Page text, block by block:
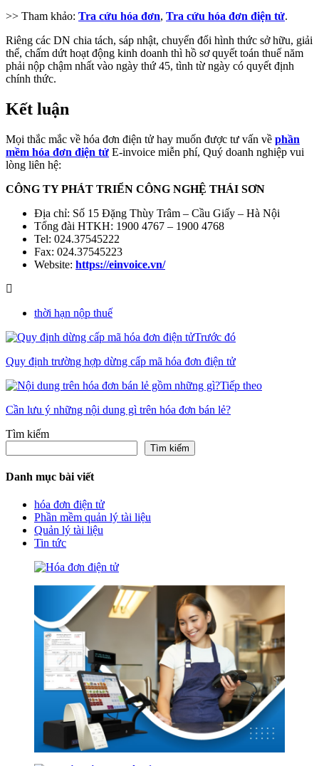
>> Tham khảo: Tra cứu hóa đơn, Tra cứu hóa đơn điện tử.
Riêng các DN chia tách, sáp nhật, chuyển đổi hình thức sở hữu, giải
thể, chấm dứt hoạt động kinh doanh thì hồ sơ quyết toán thuế năm
phải nộp chậm nhất vào ngày thứ 45, tình từ ngày có quyết định
chính thức.
Kết luận
Mọi thắc mắc về hóa đơn điện tử hay muốn được tư vấn về phần
mềm hóa đơn điện tử E-invoice miễn phí, Quý doanh nghiệp vui
lòng liên hệ:
CÔNG TY PHÁT TRIỂN CÔNG NGHỆ THÁI SƠN
Địa chỉ: Số 15 Đặng Thùy Trâm – Cầu Giấy – Hà Nội
Tổng đài HTKH: 1900 4767 – 1900 4768
Tel: 024.37545222
Fax: 024.37545223
Website: https://einvoice.vn/
thời hạn nộp thuế
Trước đó
Quy định trường hợp dừng cấp mã hóa đơn điện tử
Tiếp theo
Cần lưu ý những nội dung gì trên hóa đơn bán lẻ?
Tìm kiếm
Tìm kiếm
Danh mục bài viết
hóa đơn điện tử
Phần mềm quản lý tài liệu
Quản lý tài liệu
Tin tức